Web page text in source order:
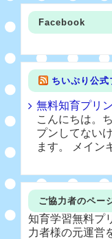
Facebook
ちいぷり公式
無料知育プリ
こんにちは。
プンしてない
ます。 メイン
ご協力者のペー
知育学習無料プ
力者様の元運